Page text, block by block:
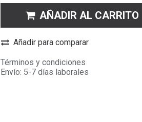
AÑADIR AL CARRITO
Añadir para comparar
Términos y condiciones
Envío: 5-7 días laborales